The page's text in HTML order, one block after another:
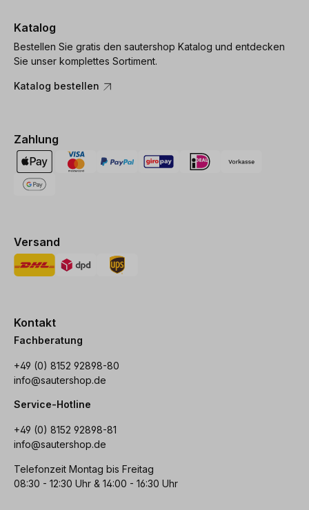
Katalog
Bestellen Sie gratis den sautershop Katalog und entdecken
Sie unser komplettes Sortiment.
Katalog bestellen
Zahlung
Versand
Kontakt
Fachberatung
+49 (0) 8152 92898-80
info@sautershop.de
Service-Hotline
+49 (0) 8152 92898-81
info@sautershop.de
Telefonzeit Montag bis Freitag
08:30 - 12:30 Uhr & 14:00 - 16:30 Uhr